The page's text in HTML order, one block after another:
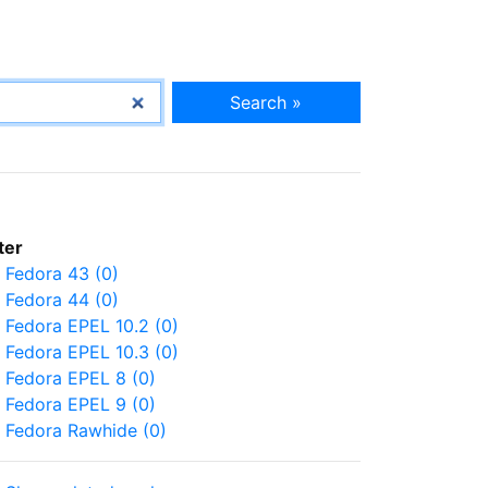
Search »
Fedora 43 (0)
Fedora 44 (0)
Fedora EPEL 10.2 (0)
Fedora EPEL 10.3 (0)
Fedora EPEL 8 (0)
Fedora EPEL 9 (0)
Fedora Rawhide (0)